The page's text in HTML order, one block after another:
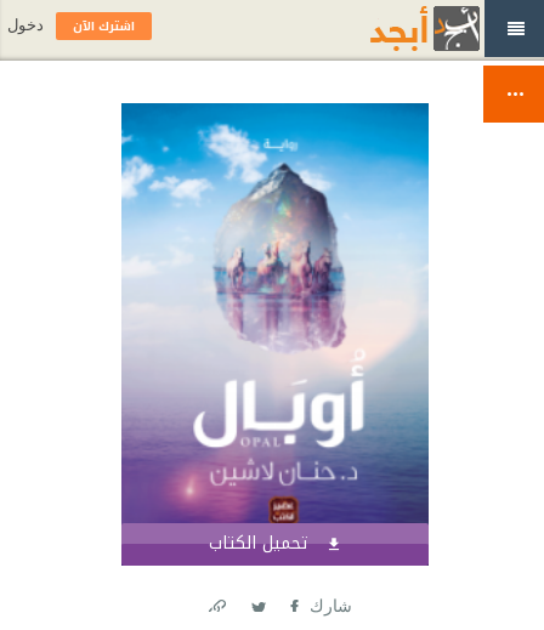
تحميل الكتاب
شارك
اشترك الآن دخول